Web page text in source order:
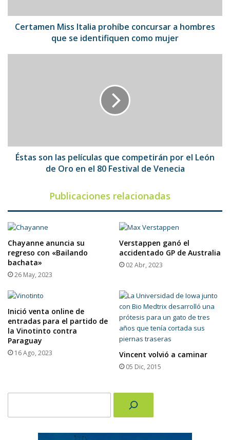
se
identifiquen
Certamen Miss Italia prohíbe concursar a hombres
que se identifiquen como mujer
León
Festival
de
Venecia
Éstas son las películas que competirán por el León
de Oro en el 80 Festival de Venecia
Publicaciones relacionadas
Chayanne anuncia su
regreso con «Bailando
bachata»
26 May, 2023
Verstappen ganó el
accidentado GP de Australia
02 Abr, 2023
Inició venta online de
entradas para el partido de
la Vinotinto contra
Paraguay
16 Ago, 2023 Vincent volvió a caminar
05 Dic, 2015